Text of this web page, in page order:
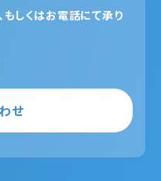
しくはお電話にて承り
せ